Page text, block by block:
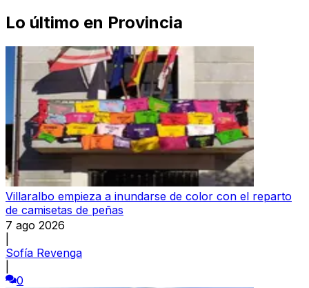
Lo último en Provincia
Villaralbo empieza a inundarse de color con el reparto
de camisetas de peñas
7 ago 2026
Sofía Revenga
0